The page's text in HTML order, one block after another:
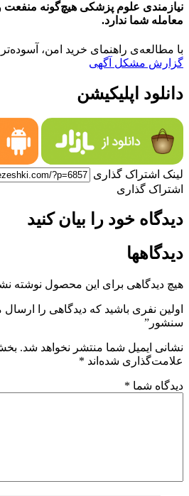
نیازمندی علوم پزشکی هیچ‌گونه منفعت
معامله شما ندارد.
با مطالعه‌ی راهنمای خرید امن، آسوده‌تر
گزارش مشکل آگهی
دانلود اپلیکیشن
لینک اشتراک گذاری
اشتراک گذاری
دیدگاه خود را بیان کنید
دیدگاهها
هیچ دیدگاهی برای این محصول نوشته
اولین نفری باشید که دیدگاهی را
سنشور”
نشانی ایمیل شما منتشر نخواهد شد.
علامت‌گذاری شده‌اند *
دیدگاه شما *